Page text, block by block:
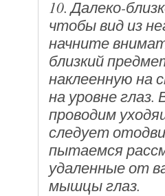
10. Далеко-
чтобы вид из
начните
близкий
наклеенную на
на уровне
проводим
следует
пытаемся
удаленные от
мышцы глаз.